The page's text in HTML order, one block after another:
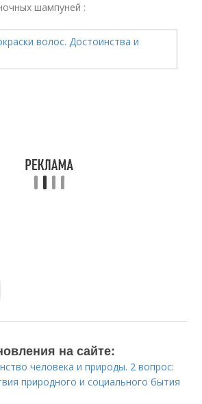
шампуней :
на сайте:
человека и природы. 2 вопрос:
природного и социального бытия